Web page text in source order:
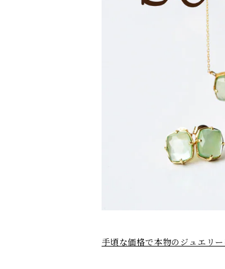
手頃な価格で本物のジュエリ